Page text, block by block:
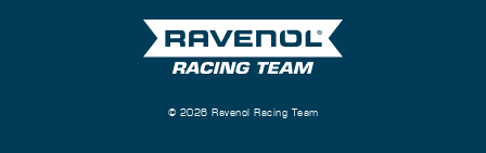
© 2026 Ravenol Racing Team